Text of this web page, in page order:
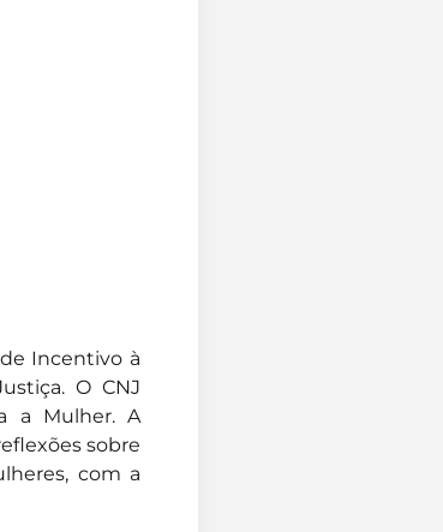
Incentivo à
O CNJ
a Mulher. A
sobre
com a